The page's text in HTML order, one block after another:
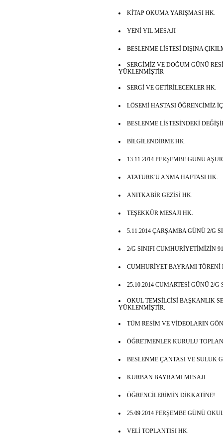
KİTAP OKUMA YARIŞMASI HK.
YENİ YIL MESAJI
BESLENME LİSTESİ DIŞINA
SERGİMİZ VE DOĞUM GÜNÜ
YÜKLENMİŞTİR
SERGİ VE GETİRİLECEKLER HK.
LÖSEMİ HASTASI ÖĞRENCİMİZ
BESLENME LİSTESİNDEKİ
BİLGİLENDİRME HK.
13.11.2014 PERŞEMBE GÜNÜ
ATATÜRK'Ü ANMA HAFTASI HK.
ANITKABİR GEZİSİ HK.
TEŞEKKÜR MESAJI HK.
5.11.2014 ÇARŞAMBA GÜNÜ 2/G
2/G SINIFI CUMHURİYETİMİZİN
CUMHURİYET BAYRAMI TÖRENİ
25.10.2014 CUMARTESİ GÜNÜ 2/
OKUL TEMSİLCİSİ BAŞKANLIK
YÜKLENMİŞTİR.
TÜM RESİM VE VİDEOLARIN
ÖĞRETMENLER KURULU
BESLENME ÇANTASI VE SULUK
KURBAN BAYRAMI MESAJI
ÖĞRENCİLERİMİN DİKKATİNE!
25.09.2014 PERŞEMBE GÜNÜ
VELİ TOPLANTISI HK.